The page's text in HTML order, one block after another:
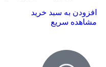
افزودن به سبد خرید
مشاهده سریع